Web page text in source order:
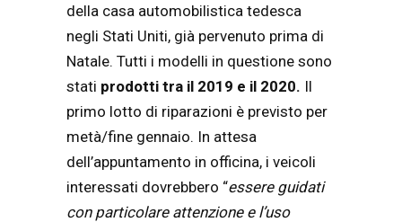
della casa automobilistica tedesca
negli Stati Uniti, già pervenuto prima di
Natale. Tutti i modelli in questione sono
stati prodotti tra il 2019 e il 2020. Il
primo lotto di riparazioni è previsto per
metà/fine gennaio. In attesa
dell’appuntamento in officina, i veicoli
interessati dovrebbero “essere guidati
con particolare attenzione e l’uso